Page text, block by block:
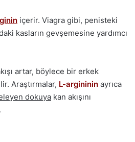
içerir. Viagra gibi, penisteki
kasların gevşemesine yardımcı
artar, böylece bir erkek
Araştırmalar, L-argininin ayrıca
dokuya kan akışını